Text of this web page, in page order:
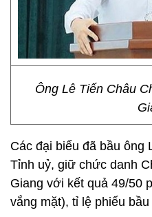
Ông Lê Tiến Châu
Các đại biểu đã bầu ông
Tỉnh uỷ, giữ chức danh
Giang với kết quả 49/50
vắng mặt), tỉ lệ phiếu